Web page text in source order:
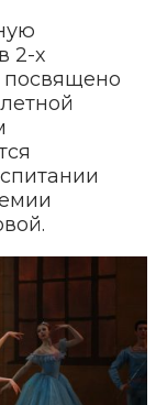
2-х
посвящено